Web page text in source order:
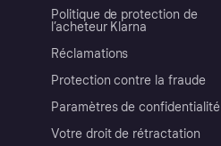
Politique de protection de
l’acheteur Klarna
Réclamations
Protection contre la fraude
Paramètres de confidentialité
Votre droit de rétractation